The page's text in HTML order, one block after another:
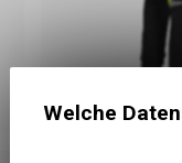
Sweatshirt
Welche